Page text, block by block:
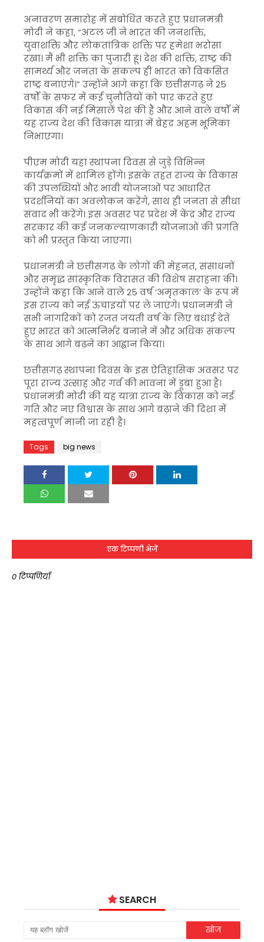
अनावरण समारोह में संबोधित करते हुए प्रधानमंत्री
मोदी ने कहा, “अटल जी ने भारत की जनशक्ति,
युवाशक्ति और लोकतांत्रिक शक्ति पर हमेशा भरोसा
रखा। मैं भी शक्ति का पुजारी हूं। देश की शक्ति, राष्ट्र की
सामर्थ्य और जनता के संकल्प ही भारत को विकसित
राष्ट्र बनाएंगे।” उन्होंने आगे कहा कि छत्तीसगढ़ ने 25
वर्षों के सफर में कई चुनौतियों को पार करते हुए
विकास की नई मिसालें पेश की हैं और आने वाले वर्षों में
यह राज्य देश की विकास यात्रा में बेहद अहम भूमिका
निभाएगा।
पीएम मोदी यहां स्थापना दिवस से जुड़े विभिन्न
कार्यक्रमों में शामिल होंगे। इसके तहत राज्य के विकास
की उपलब्धियों और भावी योजनाओं पर आधारित
प्रदर्शनियों का अवलोकन करेंगे, साथ ही जनता से सीधा
संवाद भी करेंगे। इस अवसर पर प्रदेश में केंद्र और राज्य
सरकार की कई जनकल्याणकारी योजनाओं की प्रगति
को भी प्रस्तुत किया जाएगा।
प्रधानमंत्री ने छत्तीसगढ़ के लोगों की मेहनत, संसाधनों
और समृद्ध सांस्कृतिक विरासत की विशेष सराहना की।
उन्होंने कहा कि आने वाले 25 वर्ष ‘अमृतकाल’ के रूप में
इस राज्य को नई ऊंचाइयों पर ले जाएंगे। प्रधानमंत्री ने
सभी नागरिकों को रजत जयंती वर्ष के लिए बधाई देते
हुए भारत को आत्मनिर्भर बनाने में और अधिक संकल्प
के साथ आगे बढ़ने का आह्वान किया।
छत्तीसगढ़ स्थापना दिवस के इस ऐतिहासिक अवसर पर
पूरा राज्य उत्साह और गर्व की भावना में डूबा हुआ है।
प्रधानमंत्री मोदी की यह यात्रा राज्य के विकास को नई
गति और नए विश्वास के साथ आगे बढ़ाने की दिशा में
महत्वपूर्ण मानी जा रही है।
Tags big news
एक टिप्पणी भेजें
0 टिप्पणियाँ
SEARCH